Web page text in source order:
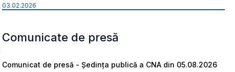
03.02.2026
Comunicate de presă
Comunicat de presă - Ședința publică a CNA din 05.08.2026